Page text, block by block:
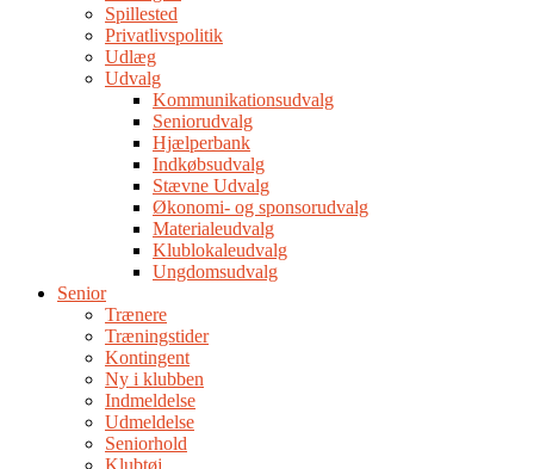
Spillested
Privatlivspolitik
Udlæg
Udvalg
Kommunikationsudvalg
Seniorudvalg
Hjælperbank
Indkøbsudvalg
Stævne Udvalg
Økonomi- og sponsorudvalg
Materialeudvalg
Klublokaleudvalg
Ungdomsudvalg
Senior
Trænere
Træningstider
Kontingent
Ny i klubben
Indmeldelse
Udmeldelse
Seniorhold
Klubtøj